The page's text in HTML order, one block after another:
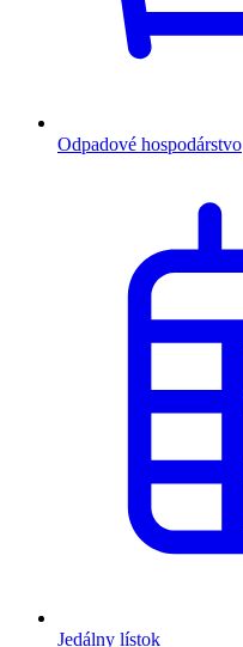
Odpadové hospodárstvo
Jedálny lístok